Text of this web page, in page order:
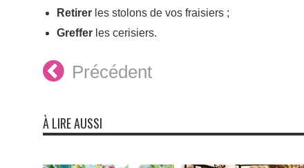
Retirer les stolons de vos fraisiers ;
Greffer les cerisiers.
Précédent
À LIRE AUSSI